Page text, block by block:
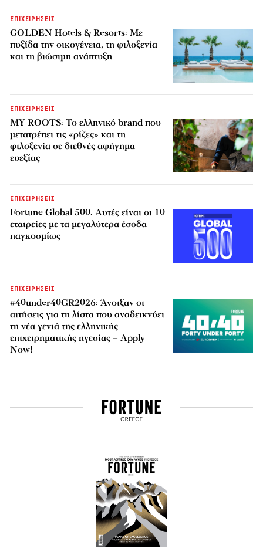
ΕΠΙΧΕΙΡΗΣΕΙΣ
GOLDEN Hotels & Resorts: Με
πυξίδα την οικογένεια, τη φιλοξενία
και τη βιώσιμη ανάπτυξη
ΕΠΙΧΕΙΡΗΣΕΙΣ
MY ROOTS: Το ελληνικό brand που
μετατρέπει τις «ρίζες» και τη
φιλοξενία σε διεθνές αφήγημα
ευεξίας
ΕΠΙΧΕΙΡΗΣΕΙΣ
Fortune Global 500: Αυτές είναι οι 10
εταιρείες με τα μεγαλύτερα έσοδα
παγκοσμίως
ΕΠΙΧΕΙΡΗΣΕΙΣ
#40under40GR2026: Άνοιξαν οι
αιτήσεις για τη λίστα που αναδεικνύει
τη νέα γενιά της ελληνικής
επιχειρηματικής ηγεσίας – Apply
Now!